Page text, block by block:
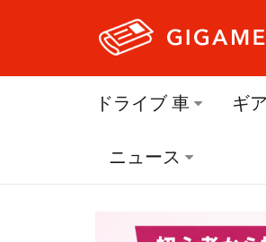
ドライブ 車 ギア
ニュース